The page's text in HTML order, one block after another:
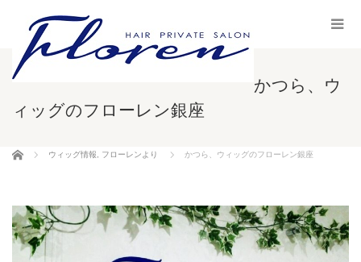
かつら、ウ
ィッグのフローレン銀座
ホーム ウィッグ情報 フローレンより かつら、ウィッグのフローレン銀座